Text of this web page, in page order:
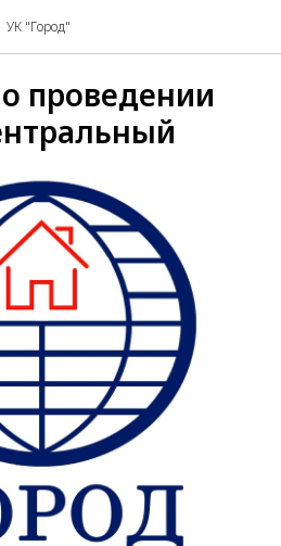
УК "Город"
проведении